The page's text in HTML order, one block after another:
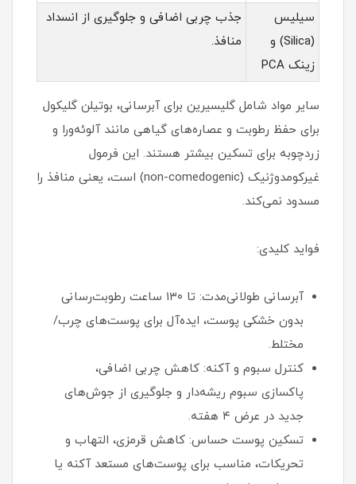
سیلیس
(Silica) و
زینک PCA
جذب چربی اضافی و جلوگیری از انسداد
منافذ.
سایر مواد شامل گلیسیرین برای آبرسانی، بوتیلن گلیکول
برای حفظ رطوبت و عصاره‌های گیاهی مانند آلوئه‌ورا و
زردچوبه برای تسکین بیشتر هستند. این فرمول
غیرکومدوژنیک (non-comedogenic) است، یعنی منافذ را
مسدود نمی‌کند.
فواید کلیدی:
آبرسانی طولانی‌مدت: تا ۱۳۰ ساعت رطوبت‌رسانی
بدون خشکی پوست، ایده‌آل برای پوست‌های چرب/
مختلط.
کنترل سبوم و آکنه: کاهش چربی اضافی،
پاکسازی سبوم ریشه‌دار و جلوگیری از جوش‌های
جدید در عرض ۴ هفته.
تسکین پوست حساس: کاهش قرمزی، التهاب و
تحریکات، مناسب برای پوست‌های مستعد آکنه یا